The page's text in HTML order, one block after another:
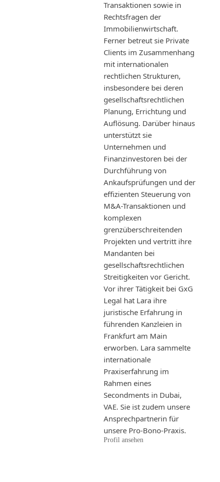
Transaktionen sowie in
Rechtsfragen der
Immobilienwirtschaft.
Ferner betreut sie Private
Clients im Zusammenhang
mit internationalen
rechtlichen Strukturen,
insbesondere bei deren
gesellschaftsrechtlichen
Planung, Errichtung und
Auflösung. Darüber hinaus
unterstützt sie
Unternehmen und
Finanzinvestoren bei der
Durchführung von
Ankaufsprüfungen und der
effizienten Steuerung von
M&A-Transaktionen und
komplexen
grenzüberschreitenden
Projekten und vertritt ihre
Mandanten bei
gesellschaftsrechtlichen
Streitigkeiten vor Gericht.
Vor ihrer Tätigkeit bei GxG
Legal hat Lara ihre
juristische Erfahrung in
führenden Kanzleien in
Frankfurt am Main
erworben. Lara sammelte
internationale
Praxiserfahrung im
Rahmen eines
Secondments in Dubai,
VAE. Sie ist zudem unsere
Ansprechpartnerin für
unsere Pro-Bono-Praxis.
Profil ansehen